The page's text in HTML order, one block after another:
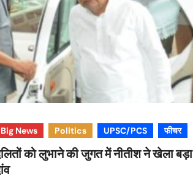
Big News Politics UPSC/PCS फीचर
को लुभाने की जुगत में नीतीश ने खेला बड़ा